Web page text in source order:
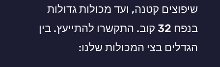
שיפוצים קטנה, ועד מכולות גדולות
בנפח 32 קוב. התקשרו להתייעץ. בין
הגדלים בצי המכולות שלנו: